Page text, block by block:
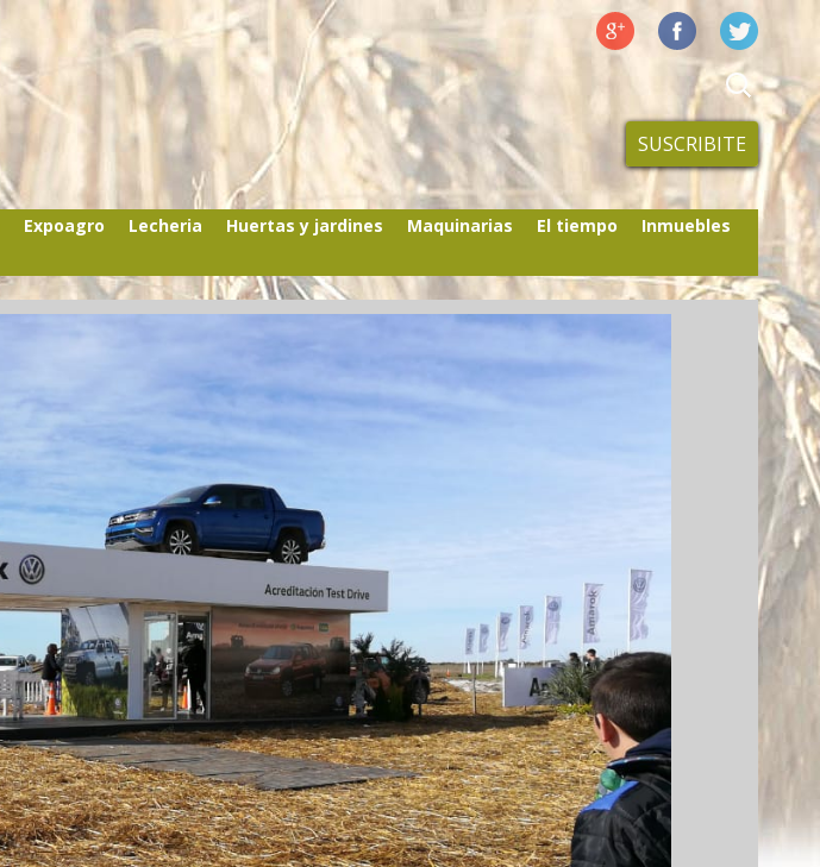
SUSCRIBITE
Expoagro Lecheria Huertas y jardines Maquinarias El tiempo
Inmuebles